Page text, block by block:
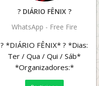
? DIÁRIO FÊNIX ?
WhatsApp - Free Fire
? *DIÁRIO FÊNIX* ? *Dias:
Ter / Qua / Qui / Sáb*
*Organizadores:*
WA.me/+55081994188881